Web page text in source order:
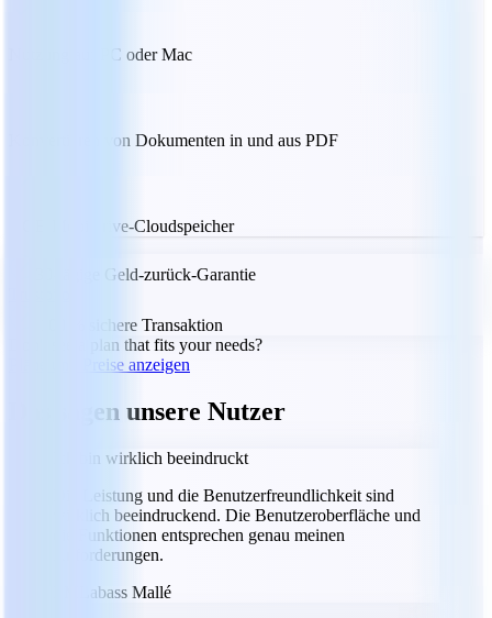
Nutzung auf PC oder Mac
Konvertieren von Dokumenten in und aus PDF
5 GB MobiDrive-Cloudspeicher
30-tägige Geld-zurück-Garantie
100 % sichere Transaktion
Don't see a plan that fits your needs?
Pläne und Preise anzeigen
Das sagen unsere Nutzer
Ich bin wirklich beeindruckt
Die Leistung und die Benutzerfreundlichkeit sind
wirklich beeindruckend. Die Benutzeroberfläche und
die Funktionen entsprechen genau meinen
Anforderungen.
Labass Mallé